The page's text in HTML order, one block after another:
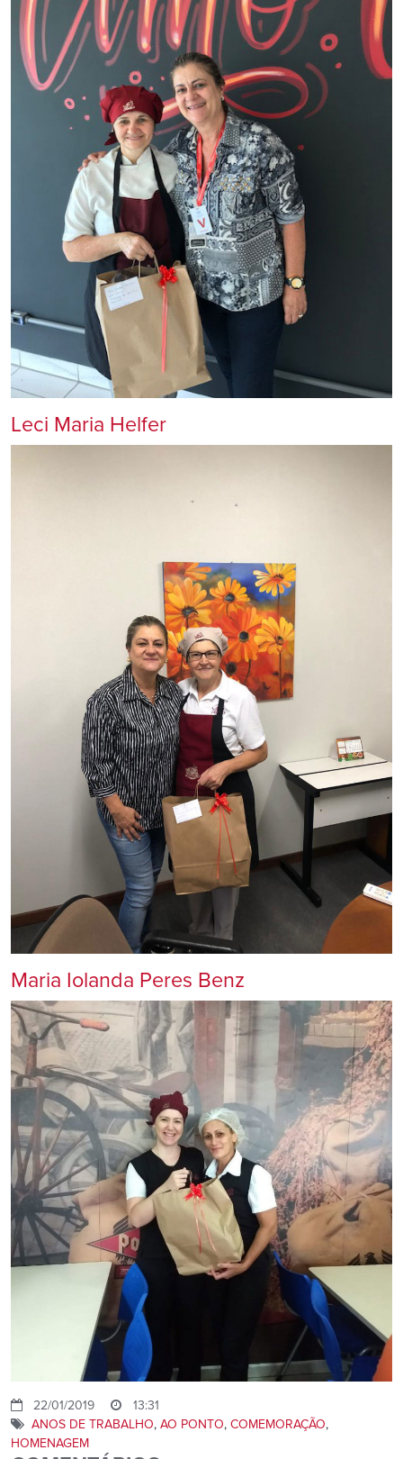
Leci Maria Helfer
Maria Iolanda Peres Benz
22/01/2019
13:31
ANOS DE TRABALHO, AO PONTO, COMEMORAÇÃO,
HOMENAGEM